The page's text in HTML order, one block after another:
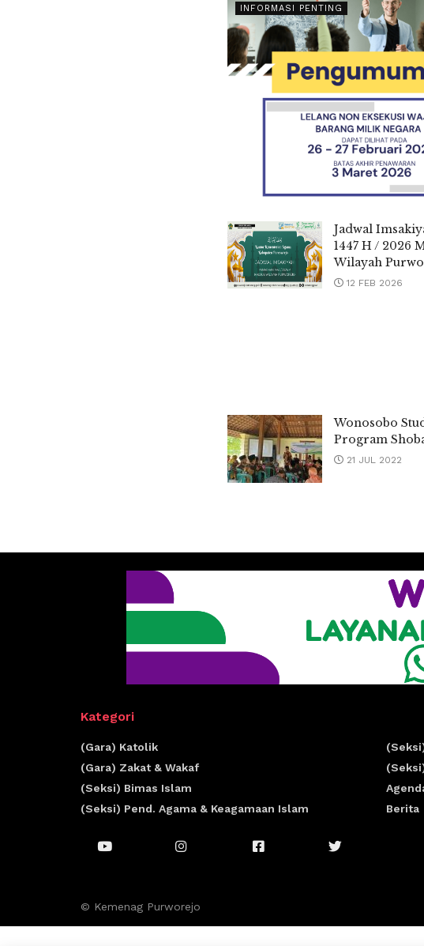
INFORMASI PENTING
Jadwal
1447 H / 2026
Wilayah
12 FEB 2026
Wonosobo
Program
21 JUL 2022
Kategori
(Gara) Katolik
(Gara) Zakat & Wakaf
(Seksi) Bimas Islam
(Seksi) Pend. Agama & Keagamaan Islam
Berita
© Kemenag Purworejo